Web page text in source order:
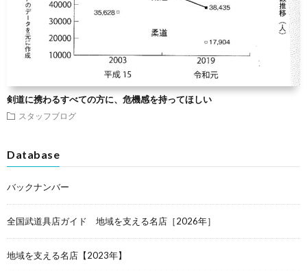
剣道に携わるすべての方に、危機感を持ってほしい
スタッフブログ
Database
バックナンバー
全国武道具店ガイド 地域を支える名店［2026年］
地域を支える名店【2023年】